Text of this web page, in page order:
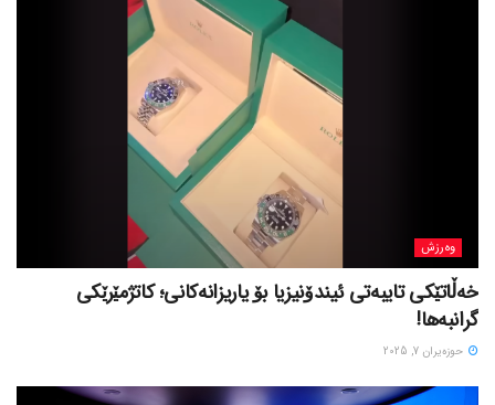
وەرزش
خەڵاتێکی تایبەتی ئیندۆنیزیا بۆ یاریزانەکانی؛ کاتژمێرێکی
گرانبەها!
حوزه‌یران 7, 2025